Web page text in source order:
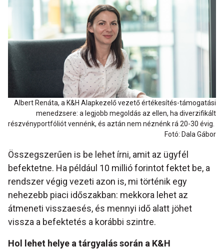
Albert Renáta, a K&H Alapkezelő vezető értékesítés-támogatási
menedzsere: a legjobb megoldás az ellen, ha diverzifikált
részvényportfóliót vennénk, és aztán nem néznénk rá 20-30 évig.
Fotó: Dala Gábor
Összegszerűen is be lehet írni, amit az ügyfél
befektetne. Ha például 10 millió forintot fektet be, a
rendszer végig vezeti azon is, mi történik egy
nehezebb piaci időszakban: mekkora lehet az
átmeneti visszaesés, és mennyi idő alatt jöhet
vissza a befektetés a korábbi szintre.
Hol lehet helye a tárgyalás során a K&H